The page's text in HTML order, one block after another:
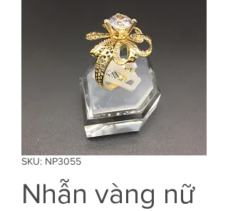
SKU: NP3055
Nhẫn vàng nữ